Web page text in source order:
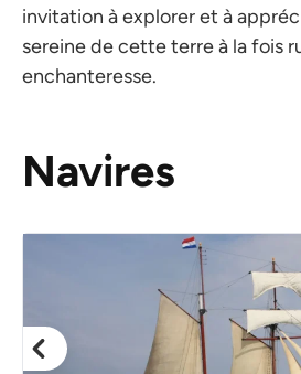
invitation à explorer et à
sereine de cette terre à la fois
enchanteresse.
Navires